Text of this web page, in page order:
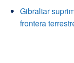
Gibraltar
frontera